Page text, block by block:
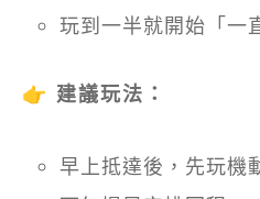
玩到一半就開始「一
👉 建議玩法：
早上抵達後，先玩機